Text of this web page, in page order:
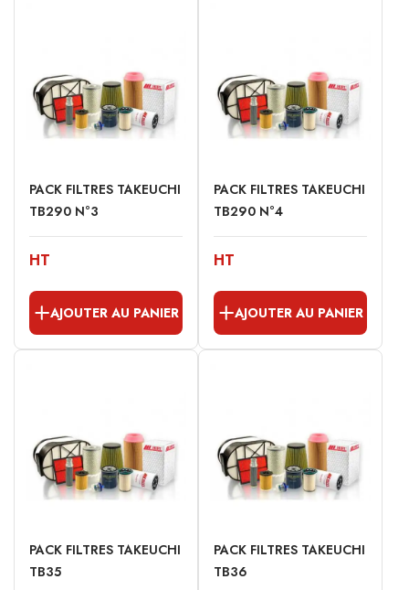
PACK FILTRES TAKEUCHI
TB290 N°3
HT
AJOUTER AU PANIER
PACK FILTRES TAKEUCHI
TB290 N°4
HT
AJOUTER AU PANIER
PACK FILTRES TAKEUCHI
TB35
PACK FILTRES TAKEUCHI
TB36